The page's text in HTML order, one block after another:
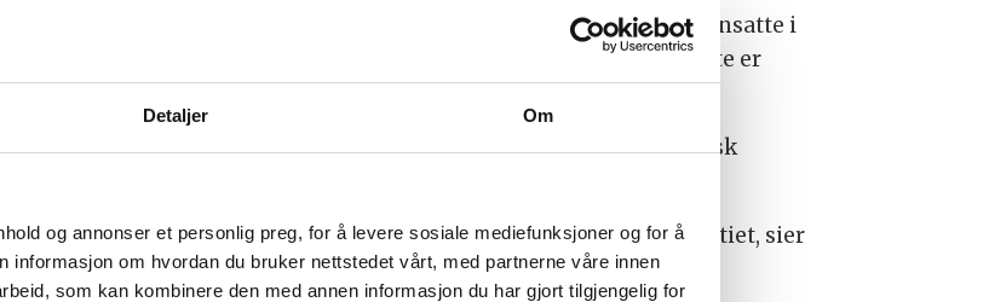
Detaljer Om
og annonser et personlig preg, for å levere sosiale mediefunksjoner og for å
informasjon om hvordan du bruker nettstedet vårt, med partnerne våre innen
som kan kombinere den med annen informasjon du har gjort tilgjengelig for
medlemmene sine å varsle om kritikkverdige forhold i politiet. Ansatte i
Det handler om den enkelte og tilliten vi har til politiet. Dette er
sier Mehl.
1. mars. Mehl opplyser at hun ønsker at lederen har en tung juridisk
politifaglig bakgrunn.
bakgrunn etter innspill fra Norges Politilederlag og Parat Politiet, sier